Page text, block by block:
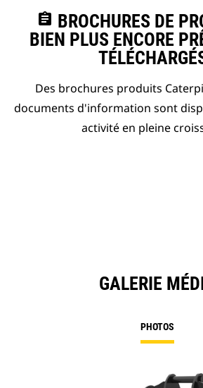
assignment BROCHURES DE
BIEN PLUS ENCORE
Des brochures produits
documents d'information sont
activité en pleine
GALERIE
PHOTOS